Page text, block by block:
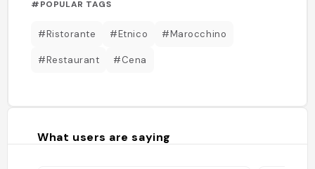
#POPULAR TAGS
#Ristorante #Etnico #Marocchino
#Restaurant #Cena
What users are saying